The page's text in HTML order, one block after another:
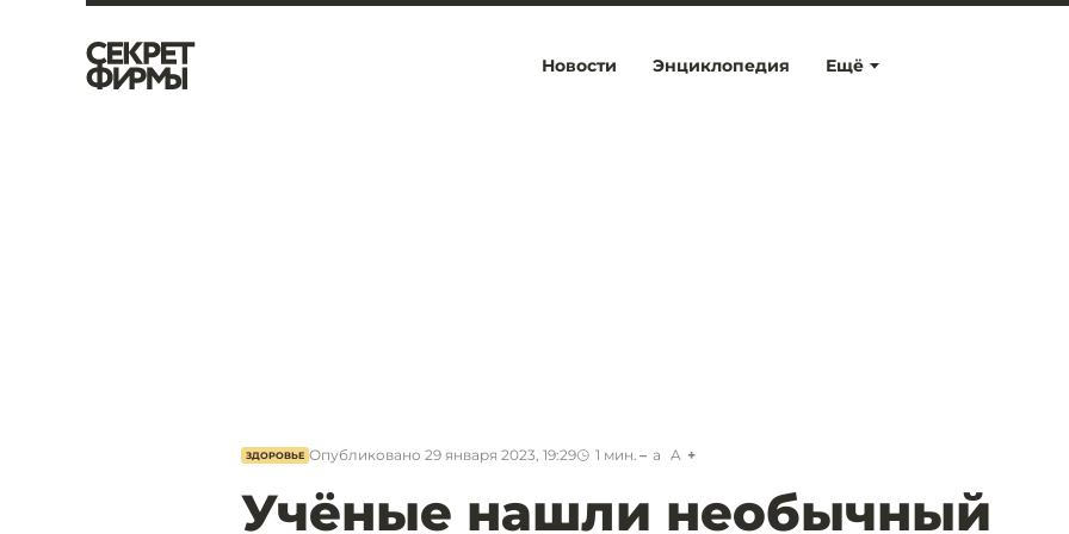
Ещё
Новости Энциклопедия
ЗДОРОВЬЕ Опубликовано 29 января 2023, 19:29 1 мин. a A
Учёные нашли необычный